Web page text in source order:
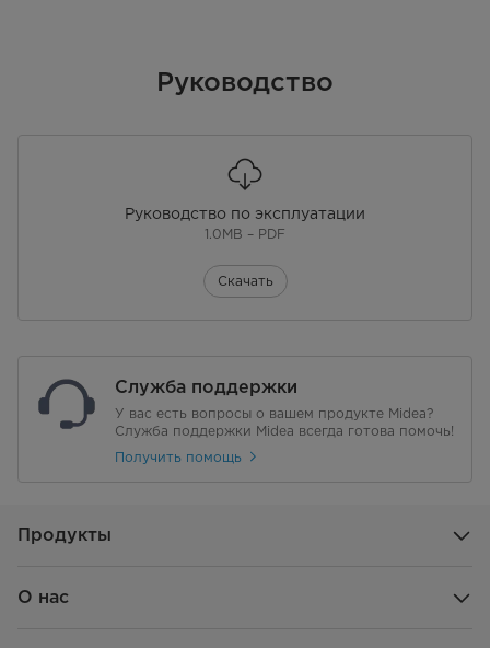
для внутренних продаж) (Ед.:
внутренних продаж) (единица
Функции панели управления
помощью ручки
Количество скоростей
Уровень шума (дБА; 100 см)
85 дБ на расстоянии 1 метра
Руководство
Руководство по эксплуатации
1.0MB – PDF
Скачать
Служба поддержки
У вас есть вопросы о вашем продукте Midea?
Служба поддержки Midea всегда готова помочь!
Получить помощь
Продукты
О нас